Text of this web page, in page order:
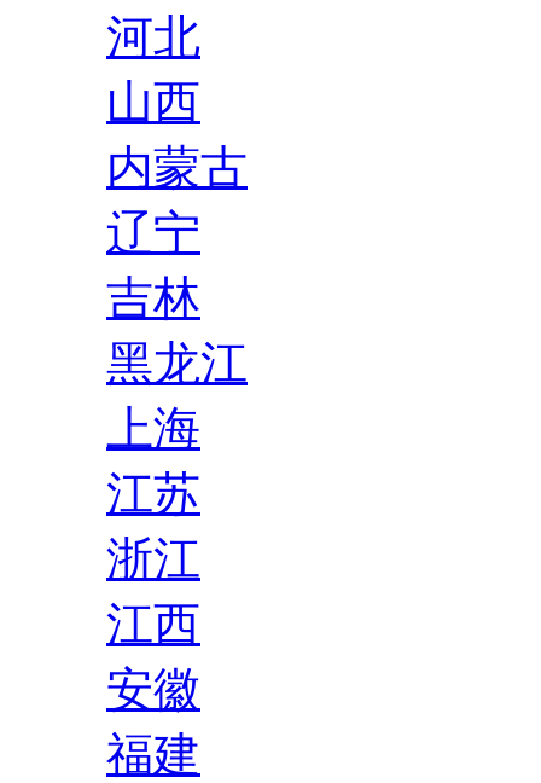
河北
山西
内蒙古
辽宁
吉林
黑龙江
上海
江苏
浙江
江西
安徽
福建